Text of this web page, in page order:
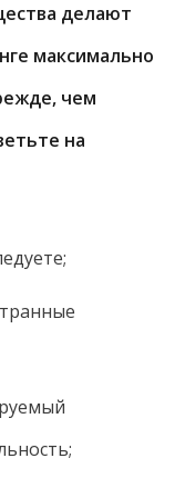
делают
максимально
чем
на